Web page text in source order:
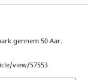
gennem 50 Aar.
view/57553